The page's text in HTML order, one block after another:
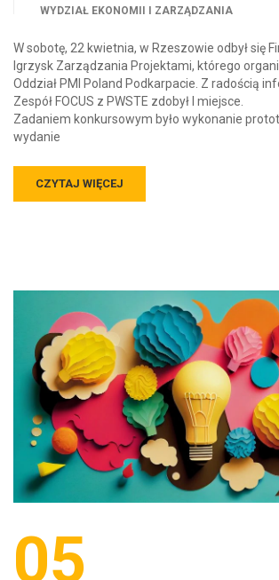
WYDZIAŁ EKONOMII I ZARZĄDZANIA
W sobotę, 22 kwietnia, w Rzeszowie odbył się
Igrzysk Zarządzania Projektami, którego
Oddział PMI Poland Podkarpacie. Z radością
Zespół FOCUS z PWSTE zdobył I miejsce.
Zadaniem konkursowym było wykonanie
wydanie
CZYTAJ WIĘCEJ
05